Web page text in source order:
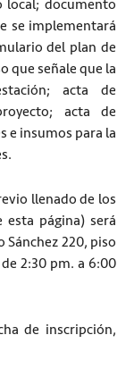
local; documento
se implementará
del plan de
que señale que la
acta de
acta de
e insumos para la
llenado de los
esta página) será
Sánchez 220, piso
2:30 pm. a 6:00
de inscripción,